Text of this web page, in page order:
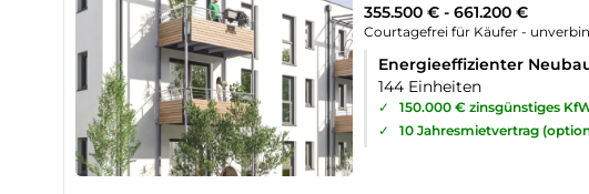
355.500 € - 661.200 €
Courtagefrei für Käufer -
Energieeffizienter
144 Einheiten
✓
150.000 € zinsgünstiges
✓
10 Jahresmietvertrag